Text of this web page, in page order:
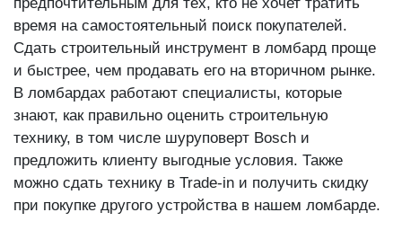
время на самостоятельный поиск покупателей.
Сдать строительный инструмент в ломбард проще
и быстрее, чем продавать его на вторичном рынке.
В ломбардах работают специалисты, которые
знают, как правильно оценить строительную
технику, в том числе шуруповерт Bosch и
предложить клиенту выгодные условия. Также
можно сдать технику в Trade-in и получить скидку
при покупке другого устройства в нашем ломбарде.